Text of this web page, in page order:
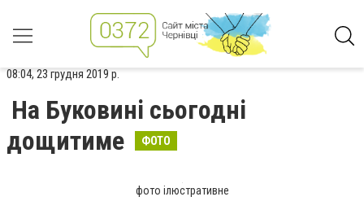
08:04, 23 грудня 2019 р.
На Буковині сьогодні
дощитиме
ФОТО
фото ілюстративне